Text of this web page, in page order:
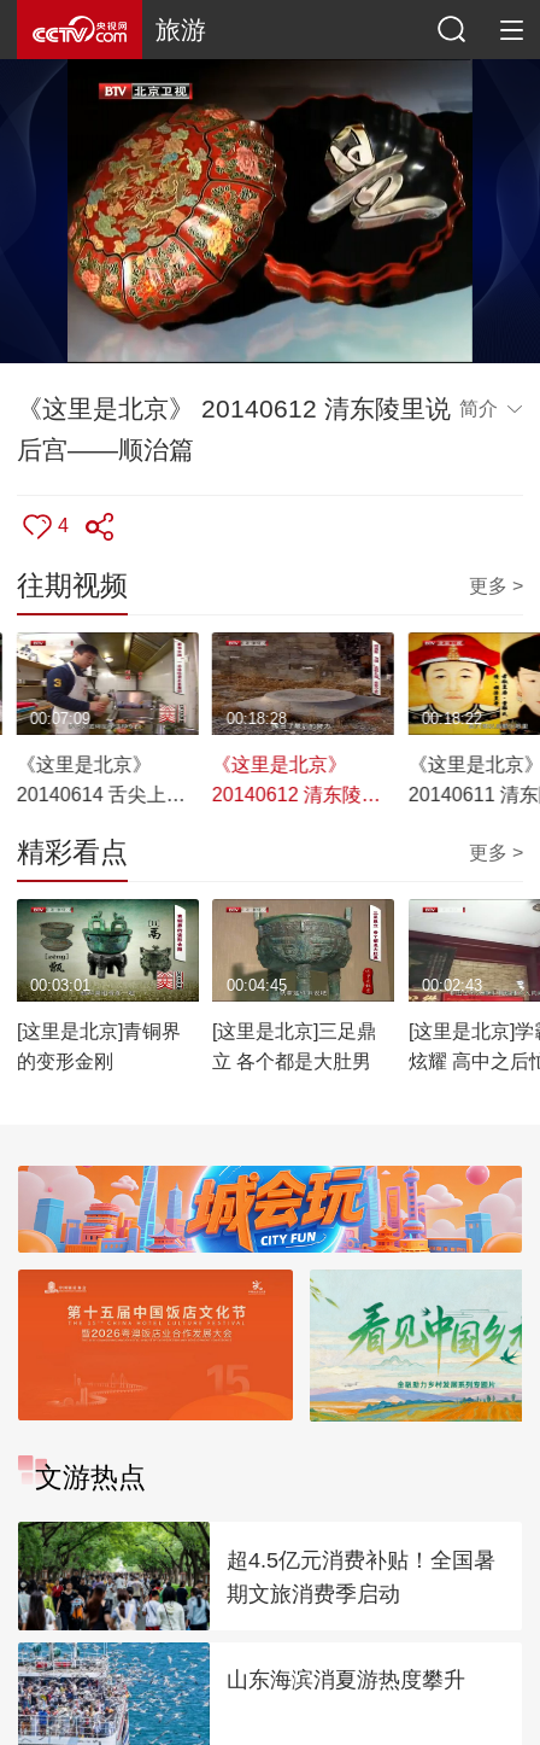
旅游
《这里是北京》 20140612 清东陵里说
后宫——顺治篇
简介
4
往期视频 更多 >
《这里是北京》
20140614 舌尖上的
的“异地恋”
00:07:09
《这里是北京》
20140612 清东陵里
00:18:28
《这里是北京
20140611 清
00:18:22
精彩看点 更多 >
[这里是北京]青铜界
的变形金刚
00:03:01
[这里是北京]三足鼎
立 各个都是大肚男
00:04:45
[这里是北京]学
炫耀 高中之后
00:02:43
文游热点
超4.5亿元消费补贴！全国暑
期文旅消费季启动
山东海滨消夏游热度攀升